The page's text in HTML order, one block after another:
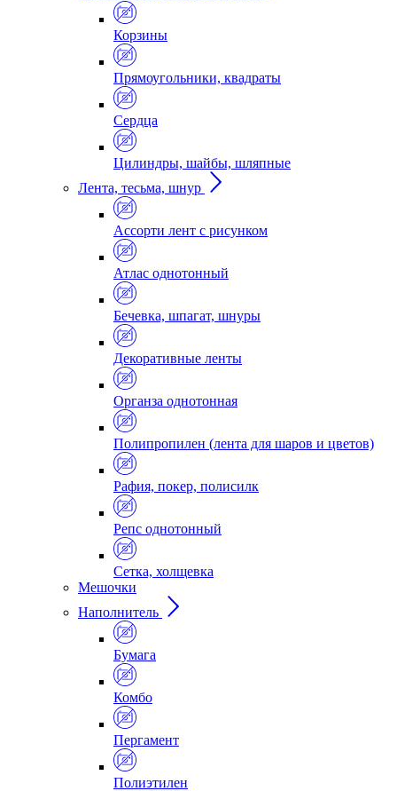
Корзины
Прямоугольники, квадраты
Сердца
Цилиндры, шайбы, шляпные
Лента, тесьма, шнур
Ассорти лент с рисунком
Атлас однотонный
Бечевка, шпагат, шнуры
Декоративные ленты
Органза однотонная
Полипропилен (лента для шаров и цветов)
Рафия, покер, полисилк
Репс однотонный
Сетка, холщевка
Мешочки
Наполнитель
Бумага
Комбо
Пергамент
Полиэтилен